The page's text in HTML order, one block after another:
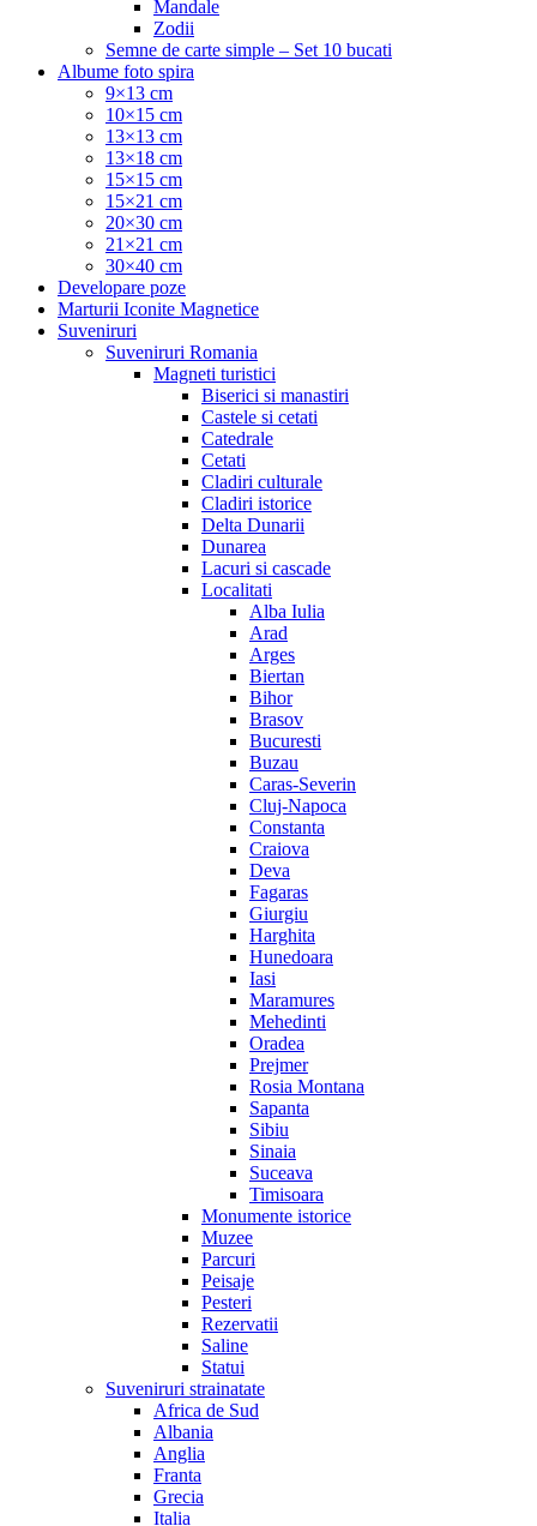
Mandale
Zodii
Semne de carte simple – Set 10 bucati
Albume foto spira
9×13 cm
10×15 cm
13×13 cm
13×18 cm
15×15 cm
15×21 cm
20×30 cm
21×21 cm
30×40 cm
Developare poze
Marturii Iconite Magnetice
Suveniruri
Suveniruri Romania
Magneti turistici
Biserici si manastiri
Castele si cetati
Catedrale
Cetati
Cladiri culturale
Cladiri istorice
Delta Dunarii
Dunarea
Lacuri si cascade
Localitati
Alba Iulia
Arad
Arges
Biertan
Bihor
Brasov
Bucuresti
Buzau
Caras-Severin
Cluj-Napoca
Constanta
Craiova
Deva
Fagaras
Giurgiu
Harghita
Hunedoara
Iasi
Maramures
Mehedinti
Oradea
Prejmer
Rosia Montana
Sapanta
Sibiu
Sinaia
Suceava
Timisoara
Monumente istorice
Muzee
Parcuri
Peisaje
Pesteri
Rezervatii
Saline
Statui
Suveniruri strainatate
Africa de Sud
Albania
Anglia
Franta
Grecia
Italia